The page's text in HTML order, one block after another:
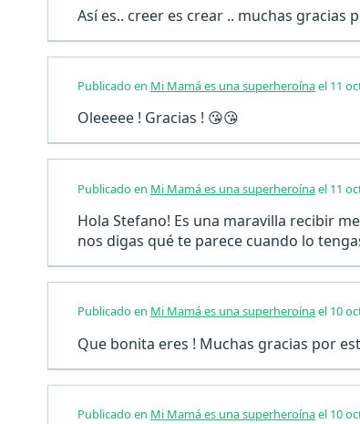
Así es.. creer es crear .. muchas
Publicado en Mi Mamá es una superheroínael 11
Oleeeee ! Gracias ! 😘😘
Publicado en Mi Mamá es una superheroínael 11
Hola Stefano! Es una maravilla recibir
nos digas qué te parece cuando lo
Publicado en Mi Mamá es una superheroínael 10
Que bonita eres ! Muchas gracias por
Publicado en Mi Mamá es una superheroínael 10